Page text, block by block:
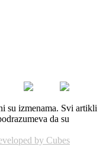
su izmenama. Svi artikli
da su
by Cubes